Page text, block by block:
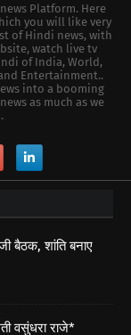
Platform. Here
you will like very
of Hindi news, with
watch live tv
of India, World,
Entertainment..
into a booming
as much as we
बैठक, शांति बनाए
वसुंधरा राजे*